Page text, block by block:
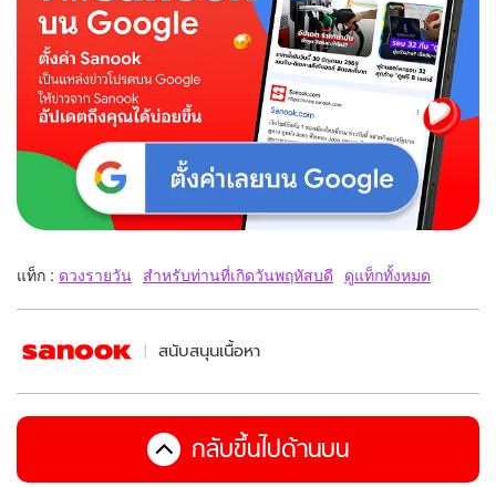
แท็ก : ดวงรายวัน สำหรับท่านที่เกิดวันพฤหัสบดี ดูแท็กทั้งหมด
สนับสนุนเนื้อหา
กลับขึ้นไปด้านบน